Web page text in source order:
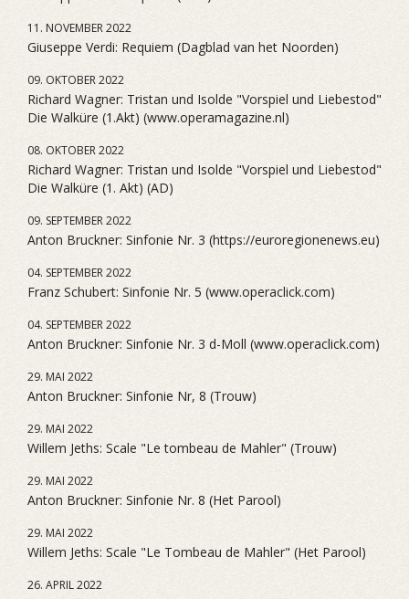
11. NOVEMBER 2022
Giuseppe Verdi: Requiem (Dagblad van het Noorden)
09. OKTOBER 2022
Richard Wagner: Tristan und Isolde "Vorspiel und Liebestod"
Die Walküre (1.Akt) (www.operamagazine.nl)
08. OKTOBER 2022
Richard Wagner: Tristan und Isolde "Vorspiel und Liebestod"
Die Walküre (1. Akt) (AD)
09. SEPTEMBER 2022
Anton Bruckner: Sinfonie Nr. 3 (https://euroregionenews.eu)
04. SEPTEMBER 2022
Franz Schubert: Sinfonie Nr. 5 (www.operaclick.com)
04. SEPTEMBER 2022
Anton Bruckner: Sinfonie Nr. 3 d-Moll (www.operaclick.com)
29. MAI 2022
Anton Bruckner: Sinfonie Nr, 8 (Trouw)
29. MAI 2022
Willem Jeths: Scale "Le tombeau de Mahler" (Trouw)
29. MAI 2022
Anton Bruckner: Sinfonie Nr. 8 (Het Parool)
29. MAI 2022
Willem Jeths: Scale "Le Tombeau de Mahler" (Het Parool)
26. APRIL 2022